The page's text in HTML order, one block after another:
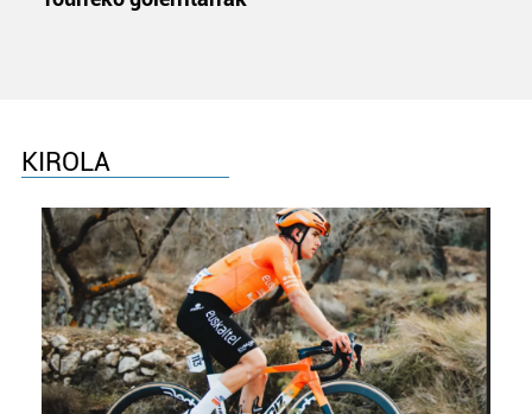
KIROLA